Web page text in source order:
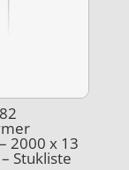
2000 x 13
Stukliste